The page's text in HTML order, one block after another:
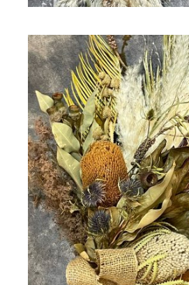
ドライフラワー